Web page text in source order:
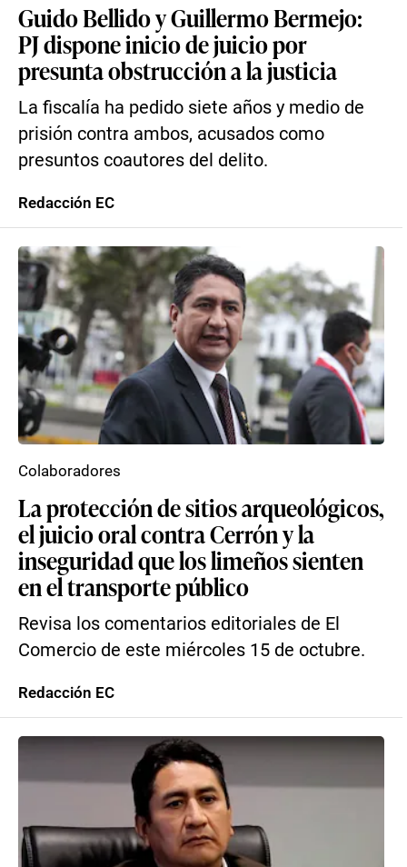
Guido Bellido y Guillermo Bermejo:
PJ dispone inicio de juicio por
presunta obstrucción a la justicia
La fiscalía ha pedido siete años y medio de
prisión contra ambos, acusados como
presuntos coautores del delito.
Redacción EC
La protección de sitios arqueológicos,
el juicio oral contra Cerrón y la
inseguridad que los limeños sienten
en el transporte público
Revisa los comentarios editoriales de El
Comercio de este miércoles 15 de octubre.
Colaboradores
Redacción EC